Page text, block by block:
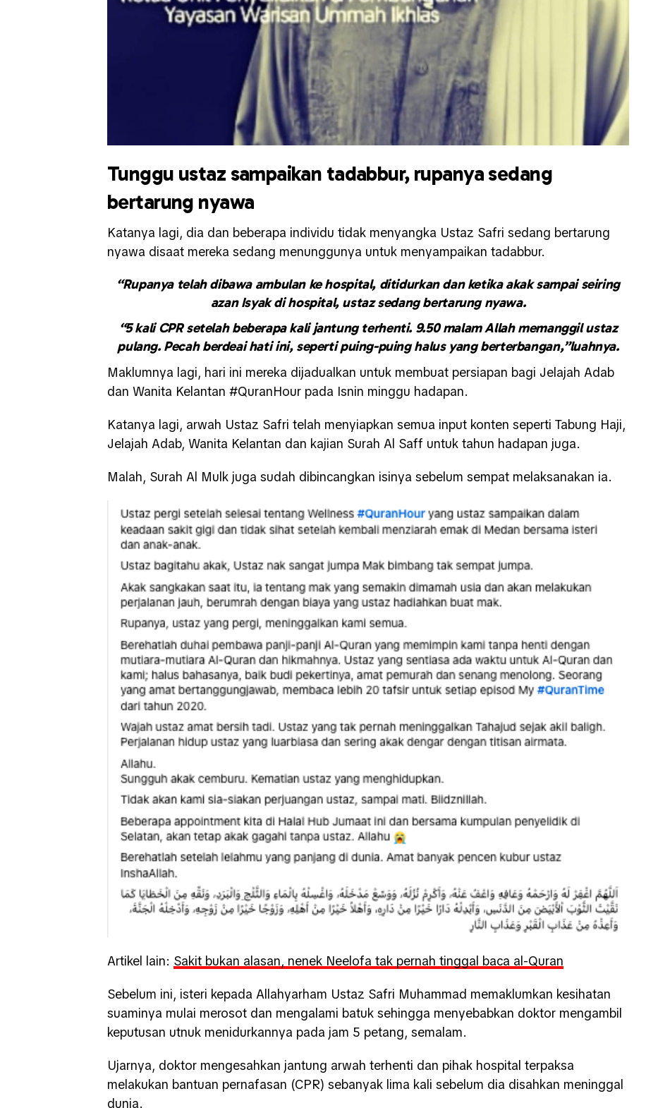
Tunggu ustaz sampaikan tadabbur, rupanya sedang
bertarung nyawa
Katanya lagi, dia dan beberapa individu tidak menyangka Ustaz Safri sedang bertarung
nyawa disaat mereka sedang menunggunya untuk menyampaikan tadabbur.
“Rupanya telah dibawa ambulan ke hospital, ditidurkan dan ketika akak sampai seiring
azan Isyak di hospital, ustaz sedang bertarung nyawa.
“5 kali CPR setelah beberapa kali jantung terhenti. 9.50 malam Allah memanggil ustaz
pulang. Pecah berdeai hati ini, seperti puing-puing halus yang berterbangan,”luahnya.
Maklumnya lagi, hari ini mereka dijadualkan untuk membuat persiapan bagi Jelajah Adab
dan Wanita Kelantan #QuranHour pada Isnin minggu hadapan.
Katanya lagi, arwah Ustaz Safri telah menyiapkan semua input konten seperti Tabung Haji,
Jelajah Adab, Wanita Kelantan dan kajian Surah Al Saff untuk tahun hadapan juga.
Malah, Surah Al Mulk juga sudah dibincangkan isinya sebelum sempat melaksanakan ia.
Artikel lain: Sakit bukan alasan, nenek Neelofa tak pernah tinggal baca al-Quran
Sebelum ini, isteri kepada Allahyarham Ustaz Safri Muhammad memaklumkan kesihatan
suaminya mulai merosot dan mengalami batuk sehingga menyebabkan doktor mengambil
keputusan utnuk menidurkannya pada jam 5 petang, semalam.
Ujarnya, doktor mengesahkan jantung arwah terhenti dan pihak hospital terpaksa
melakukan bantuan pernafasan (CPR) sebanyak lima kali sebelum dia disahkan meninggal
dunia.